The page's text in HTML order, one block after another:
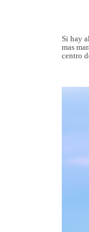
Si hay
mas
centro